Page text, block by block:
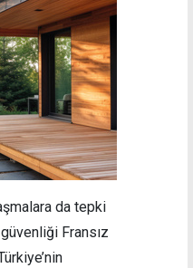
da tepki
Fransız